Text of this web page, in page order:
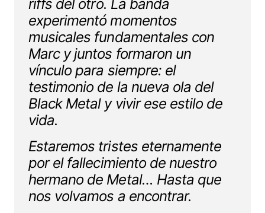
riffs del otro. La banda
experimentó momentos
musicales fundamentales con
Marc y juntos formaron un
vínculo para siempre: el
testimonio de la nueva ola del
Black Metal y vivir ese estilo de
vida.
Estaremos tristes eternamente
por el fallecimiento de nuestro
hermano de Metal… Hasta que
nos volvamos a encontrar.